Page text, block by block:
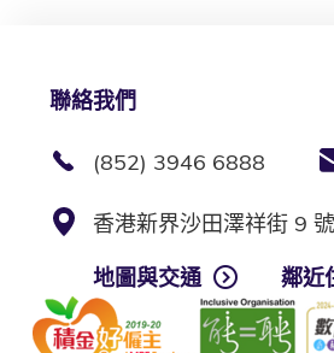
聯絡我們
(852) 3946 6888
香港新界沙田澤祥街 9 號
地圖與交通
鄰近